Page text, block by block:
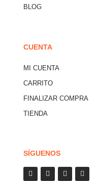
BLOG
CUENTA
MI CUENTA
CARRITO
FINALIZAR COMPRA
TIENDA
SÍGUENOS